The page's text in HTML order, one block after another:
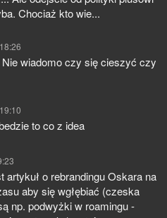
Chociaż kto wie...
Nie wiadomo czy się cieszyć czy
to co z idea
artykuł o rebrandingu Oskara na
aby się wgłębiać (czeska
np. podwyżki w roamingu -